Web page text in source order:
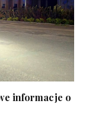
informacje o